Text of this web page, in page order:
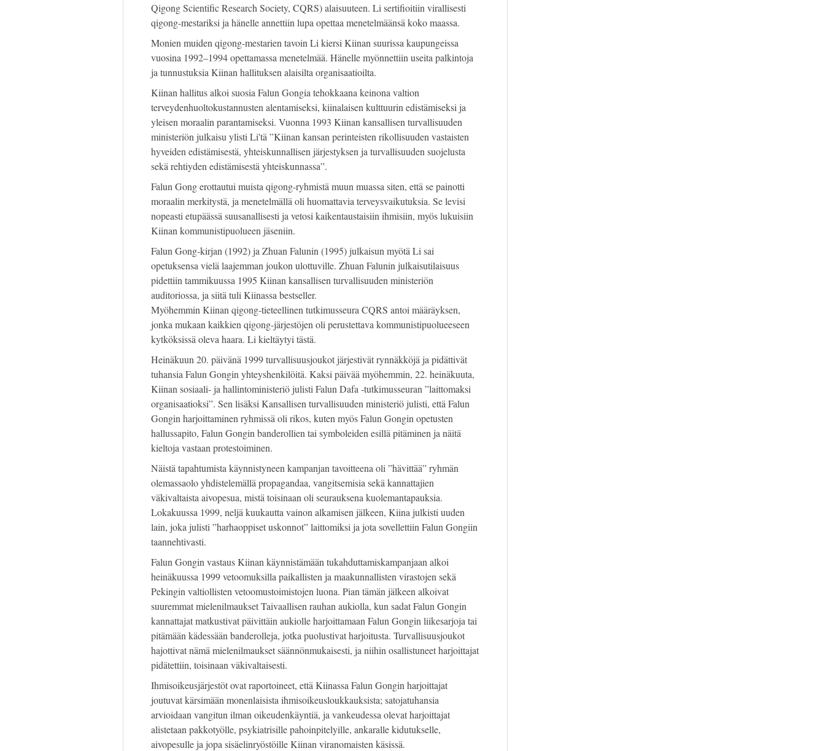
Qigong Scientific Research Society, CQRS) alaisuuteen. Li sertifioitiin virallisesti
qigong-mestariksi ja hänelle annettiin lupa opettaa menetelmäänsä koko maassa.
Monien muiden qigong-mestarien tavoin Li kiersi Kiinan suurissa kaupungeissa
vuosina 1992–1994 opettamassa menetelmää. Hänelle myönnettiin useita palkintoja
ja tunnustuksia Kiinan hallituksen alaisilta organisaatioilta.
Kiinan hallitus alkoi suosia Falun Gongia tehokkaana keinona valtion
terveydenhuoltokustannusten alentamiseksi, kiinalaisen kulttuurin edistämiseksi ja
yleisen moraalin parantamiseksi. Vuonna 1993 Kiinan kansallisen turvallisuuden
ministeriön julkaisu ylisti Li'tä ”Kiinan kansan perinteisten rikollisuuden vastaisten
hyveiden edistämisestä, yhteiskunnallisen järjestyksen ja turvallisuuden suojelusta
sekä rehtiyden edistämisestä yhteiskunnassa”.
Falun Gong erottautui muista qigong-ryhmistä muun muassa siten, että se painotti
moraalin merkitystä, ja menetelmällä oli huomattavia terveysvaikutuksia. Se levisi
nopeasti etupäässä suusanallisesti ja vetosi kaikentaustaisiin ihmisiin, myös lukuisiin
Kiinan kommunistipuolueen jäseniin.
Falun Gong-kirjan (1992) ja Zhuan Falunin (1995) julkaisun myötä Li sai
opetuksensa vielä laajemman joukon ulottuville. Zhuan Falunin julkaisutilaisuus
pidettiin tammikuussa 1995 Kiinan kansallisen turvallisuuden ministeriön
auditoriossa, ja siitä tuli Kiinassa bestseller.
Myöhemmin Kiinan qigong-tieteellinen tutkimusseura CQRS antoi määräyksen,
jonka mukaan kaikkien qigong-järjestöjen oli perustettava kommunistipuolueeseen
kytköksissä oleva haara. Li kieltäytyi tästä.
Heinäkuun 20. päivänä 1999 turvallisuusjoukot järjestivät rynnäkköjä ja pidättivät
tuhansia Falun Gongin yhteyshenkilöitä. Kaksi päivää myöhemmin, 22. heinäkuuta,
Kiinan sosiaali- ja hallintoministeriö julisti Falun Dafa -tutkimusseuran ”laittomaksi
organisaatioksi”. Sen lisäksi Kansallisen turvallisuuden ministeriö julisti, että Falun
Gongin harjoittaminen ryhmissä oli rikos, kuten myös Falun Gongin opetusten
hallussapito, Falun Gongin banderollien tai symboleiden esillä pitäminen ja näitä
kieltoja vastaan protestoiminen.
Näistä tapahtumista käynnistyneen kampanjan tavoitteena oli ”hävittää” ryhmän
olemassaolo yhdistelemällä propagandaa, vangitsemisia sekä kannattajien
väkivaltaista aivopesua, mistä toisinaan oli seurauksena kuolemantapauksia.
Lokakuussa 1999, neljä kuukautta vainon alkamisen jälkeen, Kiina julkisti uuden
lain, joka julisti ”harhaoppiset uskonnot” laittomiksi ja jota sovellettiin Falun Gongiin
taannehtivasti.
Falun Gongin vastaus Kiinan käynnistämään tukahduttamiskampanjaan alkoi
heinäkuussa 1999 vetoomuksilla paikallisten ja maakunnallisten virastojen sekä
Pekingin valtiollisten vetoomustoimistojen luona. Pian tämän jälkeen alkoivat
suuremmat mielenilmaukset Taivaallisen rauhan aukiolla, kun sadat Falun Gongin
kannattajat matkustivat päivittäin aukiolle harjoittamaan Falun Gongin liikesarjoja tai
pitämään kädessään banderolleja, jotka puolustivat harjoitusta. Turvallisuusjoukot
hajottivat nämä mielenilmaukset säännönmukaisesti, ja niihin osallistuneet harjoittajat
pidätettiin, toisinaan väkivaltaisesti.
Ihmisoikeusjärjestöt ovat raportoineet, että Kiinassa Falun Gongin harjoittajat
joutuvat kärsimään monenlaisista ihmisoikeusloukkauksista; satojatuhansia
arvioidaan vangitun ilman oikeudenkäyntiä, ja vankeudessa olevat harjoittajat
alistetaan pakkotyölle, psykiatrisille pahoinpitelyille, ankaralle kidutukselle,
aivopesulle ja jopa sisäelinryöstöille Kiinan viranomaisten käsissä.